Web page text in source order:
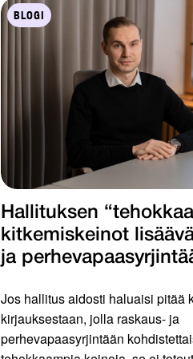
BLOGI
Hallituksen
kitkemiskeinot
ja
Jos hallitus aidosti haluaisi pitää
kirjauksestaan, jolla raskaus- ja
perhevapaasyrjintään